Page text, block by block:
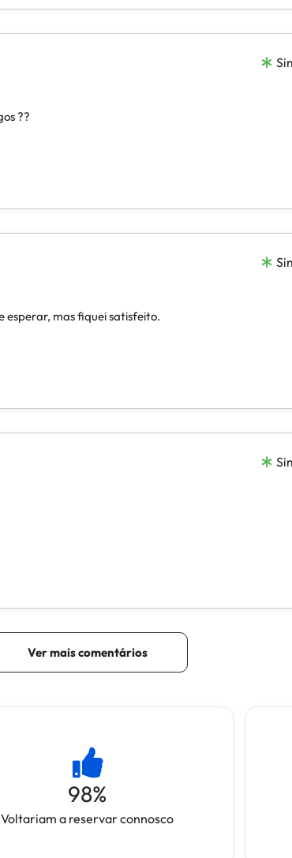
98%
Voltariam a reservar connosco